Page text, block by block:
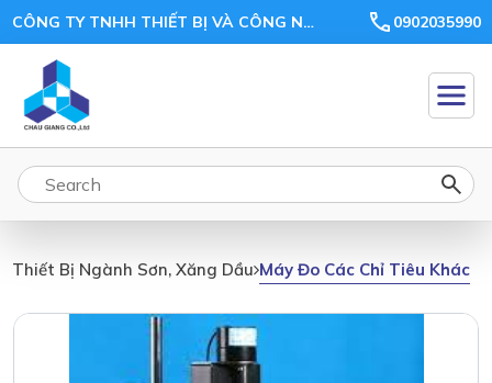
CÔNG TY TNHH THIẾT BỊ VÀ CÔNG NGHỆ CHÂU GIANG 0902035990
Thiết Bị Ngành Sơn, Xăng Dầu Máy Đo Các Chỉ Tiêu Khác